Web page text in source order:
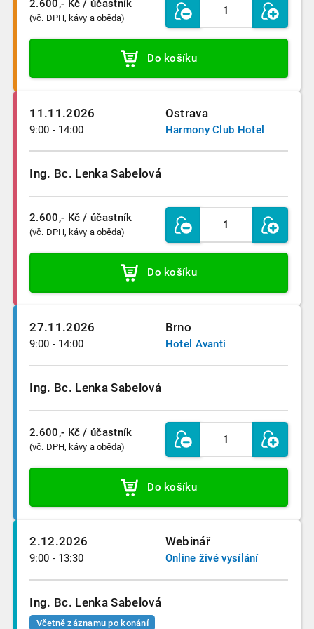
2.600,- Kč / účastník
(vč. DPH, kávy a oběda)
Do košíku
11.11.2026 Ostrava
Harmony Club Hotel
9:00 - 14:00
Ing. Bc. Lenka Sabelová
2.600,- Kč / účastník
(vč. DPH, kávy a oběda)
Do košíku
27.11.2026 Brno
Hotel Avanti
9:00 - 14:00
Ing. Bc. Lenka Sabelová
2.600,- Kč / účastník
(vč. DPH, kávy a oběda)
Do košíku
2.12.2026 Webinář
Online živé vysílání
9:00 - 13:30
Ing. Bc. Lenka Sabelová
Včetně záznamu po konání